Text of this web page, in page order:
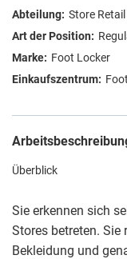
Store Retail
Foot Locker
Überblick
Sie erkennen sich
Stores betreten. Sie
Bekleidung und